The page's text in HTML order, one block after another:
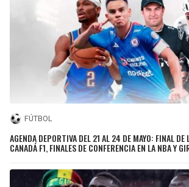
FÚTBOL
AGENDA DEPORTIVA DEL 21 AL 24 DE MAYO: FINAL DE
CANADÁ F1, FINALES DE CONFERENCIA EN LA NBA Y